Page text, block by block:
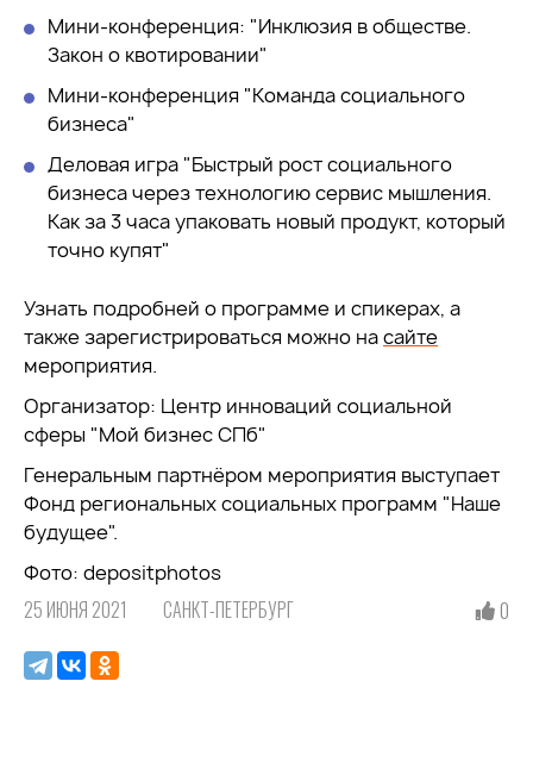
Мини-конференция: "Инклюзия в обществе.
Закон о квотировании"
Мини-конференция "Команда социального
бизнеса"
Деловая игра "Быстрый рост социального
бизнеса через технологию сервис мышления.
Как за 3 часа упаковать новый продукт, который
точно купят"
Узнать подробней о программе и спикерах, а
также зарегистрироваться можно насайте
мероприятия.
Организатор: Центр инноваций социальной
сферы "Мой бизнес СПб"
Генеральным партнёром мероприятия выступает
Фонд региональных социальных программ "Наше
будущее".
Фото: depositphotos
25 ИЮНЯ 2021 САНКТ-ПЕТЕРБУРГ 0